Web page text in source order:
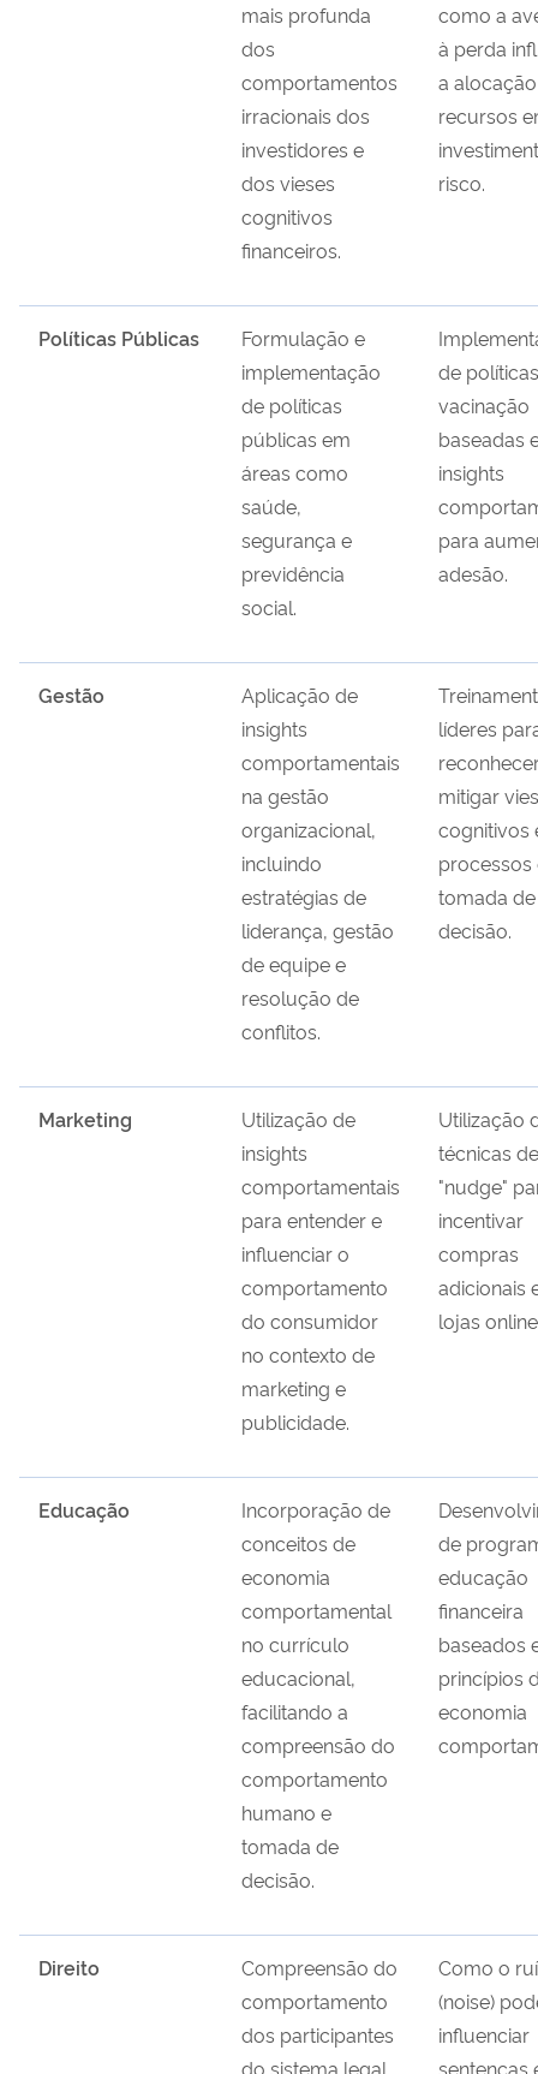
mais profunda
dos
comportamentos
irracionais dos
investidores e
dos vieses
cognitivos
financeiros.
como a
à perda
a
recursos
risco.
Políticas Públicas
Formulação e
implementação
de políticas
públicas em
áreas como
saúde,
segurança e
previdência
social.
de
vacinação
baseadas
insights
para
adesão.
Gestão
Aplicação de
insights
comportamentais
na gestão
organizacional,
incluindo
estratégias de
liderança, gestão
de equipe e
resolução de
conflitos.
líderes
mitigar
cognitivos
processos
tomada de
decisão.
Marketing
Utilização de
insights
comportamentais
para entender e
influenciar o
comportamento
do consumidor
no contexto de
marketing e
publicidade.
Utilização
técnicas de
"nudge"
incentivar
compras
adicionais
lojas
Educação
Incorporação de
conceitos de
economia
comportamental
no currículo
educacional,
facilitando a
compreensão do
comportamento
humano e
tomada de
decisão.
de
educação
financeira
baseados
princípios
economia
Direito
Compreensão do
comportamento
dos participantes
do sistema legal,
Como o
(noise)
influenciar
sentenças